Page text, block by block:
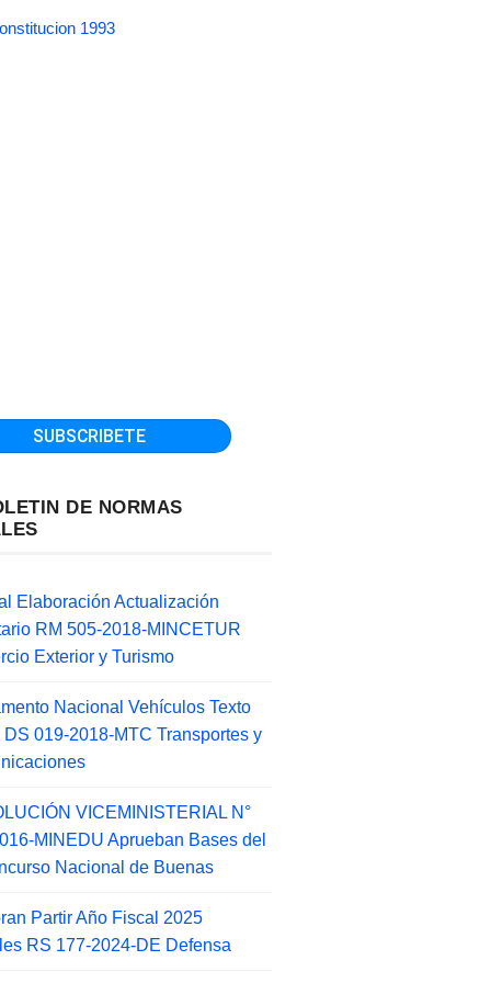
1993
DE NORMAS
Elaboración Actualización
RM 505-2018-MINCETUR
Exterior y Turismo
Nacional Vehículos Texto
DS 019-2018-MTC Transportes y
VICEMINISTERIAL N°
MINEDU Aprueban Bases del
Nacional de Buenas
Partir Año Fiscal 2025
RS 177-2024-DE Defensa